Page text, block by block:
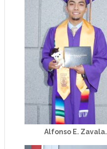
Alfonso E. Zavala.